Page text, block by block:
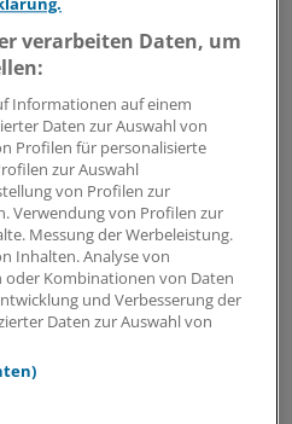
Weiterbildung von
sind die Zwillinge Yachar
nur im Doppelpack.
einzige Herausforderung.
bei Hitzewellen:
verarbeiten Daten, um
Informationen auf einem
Daten zur Auswahl von
Profilen für personalisierte
zur Auswahl
von Profilen zur
Verwendung von Profilen zur
Messung der Werbeleistung.
Inhalten. Analyse von
Kombinationen von Daten
und Verbesserung der
Daten zur Auswahl von